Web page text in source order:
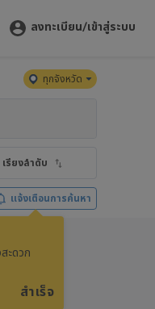
ลงทะเบียน/เข้าสู่ระบบ
ทุกจังหวัด
เรียงลำดับ
แจ้งเตือนการค้นหา
ะดวก
สำเร็จ